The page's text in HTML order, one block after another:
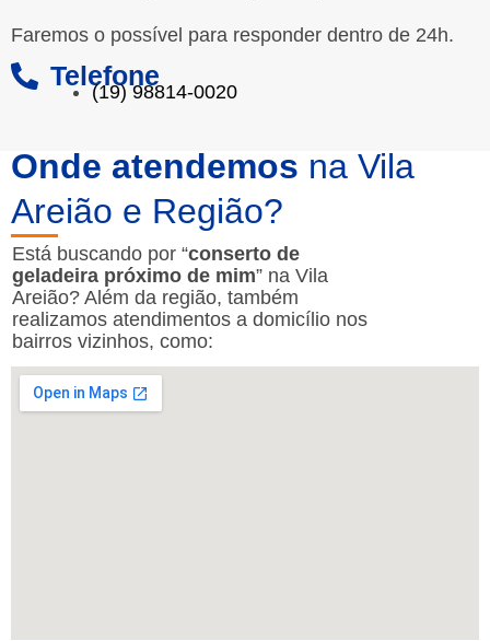
Faremos o possível para responder dentro de 24h.
Telefone
(19) 98814-0020
Onde atendemos na Vila
Areião e Região?
Está buscando por “conserto de
geladeira próximo de mim” na Vila
Areião? Além da região, também
realizamos atendimentos a domicílio nos
bairros vizinhos, como: